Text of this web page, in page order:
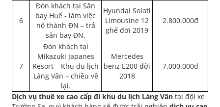
6
Đón khách tại Sân
bay Huế - làm việc
nộ thành ĐN – trả
sân bay ĐN.
Hyundai Solati
Limousine 12
ghế đời 2019
2.800.000đ
7
Đón khách tại
Mikazuki Japanes
Resort – Khu du lịch
Làng Vân – chiều về
lại.
Mercedes
benz E200 đời
2018
7.000.000đ
Dịch vụ thuê xe cao cấp đi khu du lịch Làng Vân tại đội xe